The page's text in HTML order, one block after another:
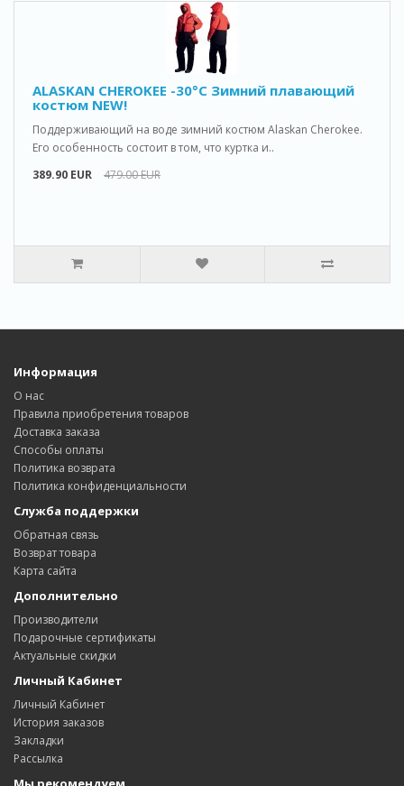
ALASKAN CHEROKEE -30°C Зимний плавающий
костюм NEW!
Поддерживающий на воде зимний костюм Alaskan Cherokee.
Его особенность состоит в том, что куртка и..
389.90 EUR
479.00 EUR
Информация
О нас
Правила приобретения товаров
Доставка заказa
Способы оплаты
Политика возвратa
Политика конфиденциальности
Служба поддержки
Обратная связь
Возврат товара
Карта сайта
Дополнительно
Производители
Подарочные сертификаты
Актуальные скидки
Личный Кабинет
Личный Кабинет
История заказов
Закладки
Рассылка